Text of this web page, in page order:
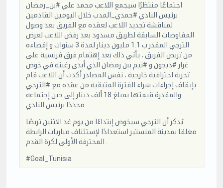
اجتماعًا منتظرًا سيجمع اللاعب محمد علي #بن_رمضان
برئيس النادي #حمدي_المدب خلال اليومين القادمين
لمناقشة تجديد اللاعب لعقده مع الفريق بعد وصول
المفاوضات السابقة لطريق مسدود بعد رفض اللاعب لعرض
الترجي المقدر ب 1.1 مليون دينار لمدة 3 سنوات و إقصاءه
من تربص الفريق ، يأتي ذلك بعد إهتمام فرق فرنسية على
غرار #ديجون و #نيم ببن رمضان الذي أبدى رغبته في خوض
تجربة احترافية خارجية ، نفس المصادر أكدت أن اللاعب قام
بإيقاف إجراءات شراء الفترة المتبقية من عقده مع #الترجي
والمقدرة قيمتها بمبلغ 18 ألف دينار إلى حين إجتماعه
يُذكر أن الترجي سيخوض إبتداءًا من يوم غد الاثنين تربصًا
مغلقا بمدينة المنستير استعدادًا لإستئناف مباريات الرابطة
#Goal_Tunisia